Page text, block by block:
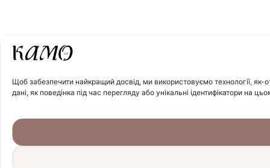
Щоб забезпечити найкращий досвід, ми використовуємо технології, як-
дані, як поведінка під час перегляду або унікальні ідентифікатори на